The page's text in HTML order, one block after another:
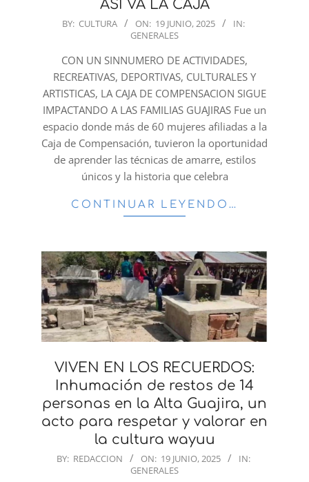
ASI VA LA CAJA
2025-BY: CULTURA ON: 19 JUNIO, 2025
IN:
GENERALES
CON UN SINNUMERO DE ACTIVIDADES,
RECREATIVAS, DEPORTIVAS, CULTURALES Y
ARTISTICAS, LA CAJA DE COMPENSACION SIGUE
IMPACTANDO A LAS FAMILIAS GUAJIRAS Fue un
espacio donde más de 60 mujeres afiliadas a la
Caja de Compensación, tuvieron la oportunidad
de aprender las técnicas de amarre, estilos
únicos y la historia que celebra
CONTINUAR LEYENDO…
VIVEN EN LOS RECUERDOS:
Inhumación de restos de 14
personas en la Alta Guajira, un
acto para respetar y valorar en
la cultura wayuu
2025-
BY: REDACCION ON: 19 JUNIO, 2025
IN:
GENERALES